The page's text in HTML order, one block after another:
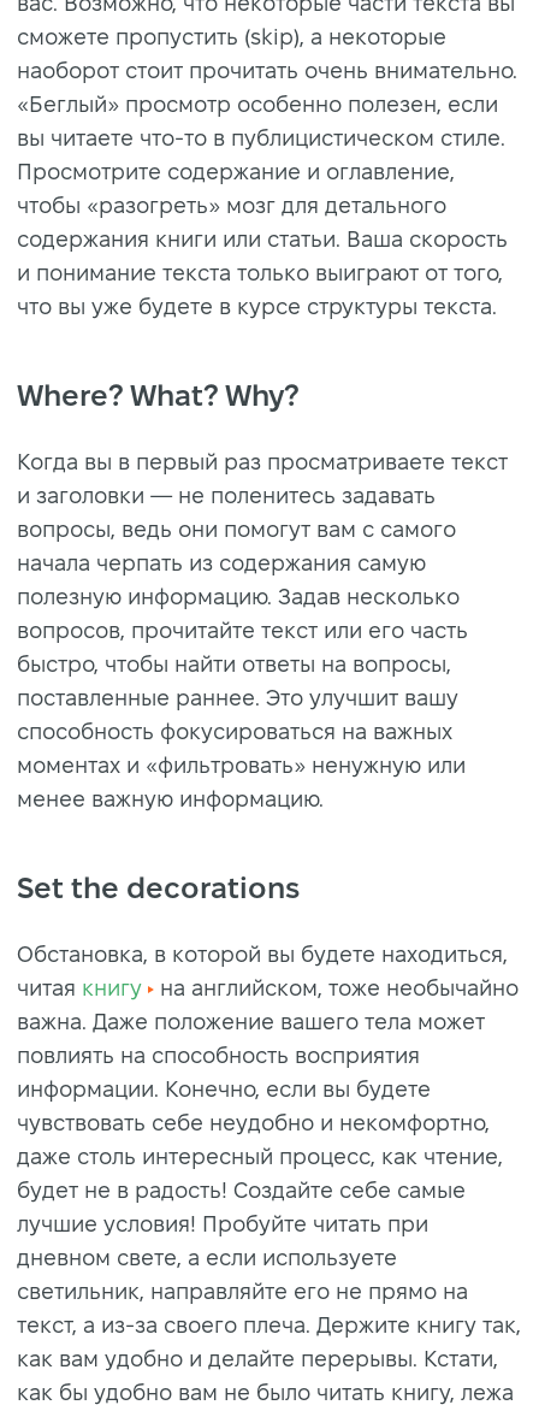
сможете пропустить (skip), а некоторые
наоборот стоит прочитать очень внимательно.
«Беглый» просмотр особенно полезен, если
вы читаете что-то в публицистическом стиле.
Просмотрите содержание и оглавление,
чтобы «разогреть» мозг для детального
содержания книги или статьи. Ваша скорость
и понимание текста только выиграют от того,
что вы уже будете в курсе структуры текста.
Where? What? Why?
Когда вы в первый раз просматриваете текст
и заголовки — не поленитесь задавать
вопросы, ведь они помогут вам с самого
начала черпать из содержания самую
полезную информацию. Задав несколько
вопросов, прочитайте текст или его часть
быстро, чтобы найти ответы на вопросы,
поставленные раннее. Это улучшит вашу
способность фокусироваться на важных
моментах и «фильтровать» ненужную или
менее важную информацию.
Set the decorations
Обстановка, в которой вы будете находиться,
читая книгу
на английском, тоже необычайно
важна. Даже положение вашего тела может
повлиять на способность восприятия
информации. Конечно, если вы будете
чувствовать себе неудобно и некомфортно,
даже столь интересный процесс, как чтение,
будет не в радость! Создайте себе самые
лучшие условия! Пробуйте читать при
дневном свете, а если используете
светильник, направляйте его не прямо на
текст, а из-за своего плеча. Держите книгу так,
как вам удобно и делайте перерывы. Кстати,
как бы удобно вам не было читать книгу, лежа